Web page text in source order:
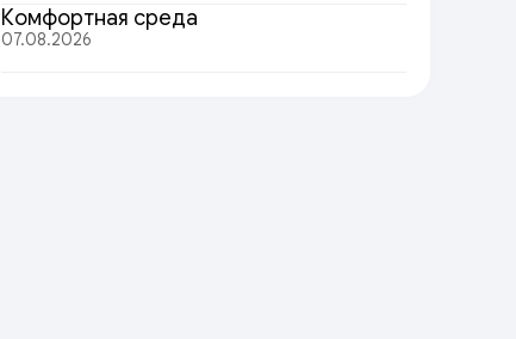
Комфортная среда
07.08.2026